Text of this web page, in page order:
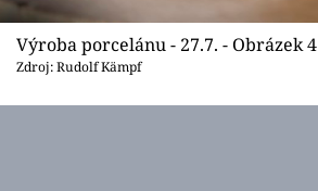
Výroba porcelánu - 27.7. - Obrázek 4
Zdroj: Rudolf Kämpf